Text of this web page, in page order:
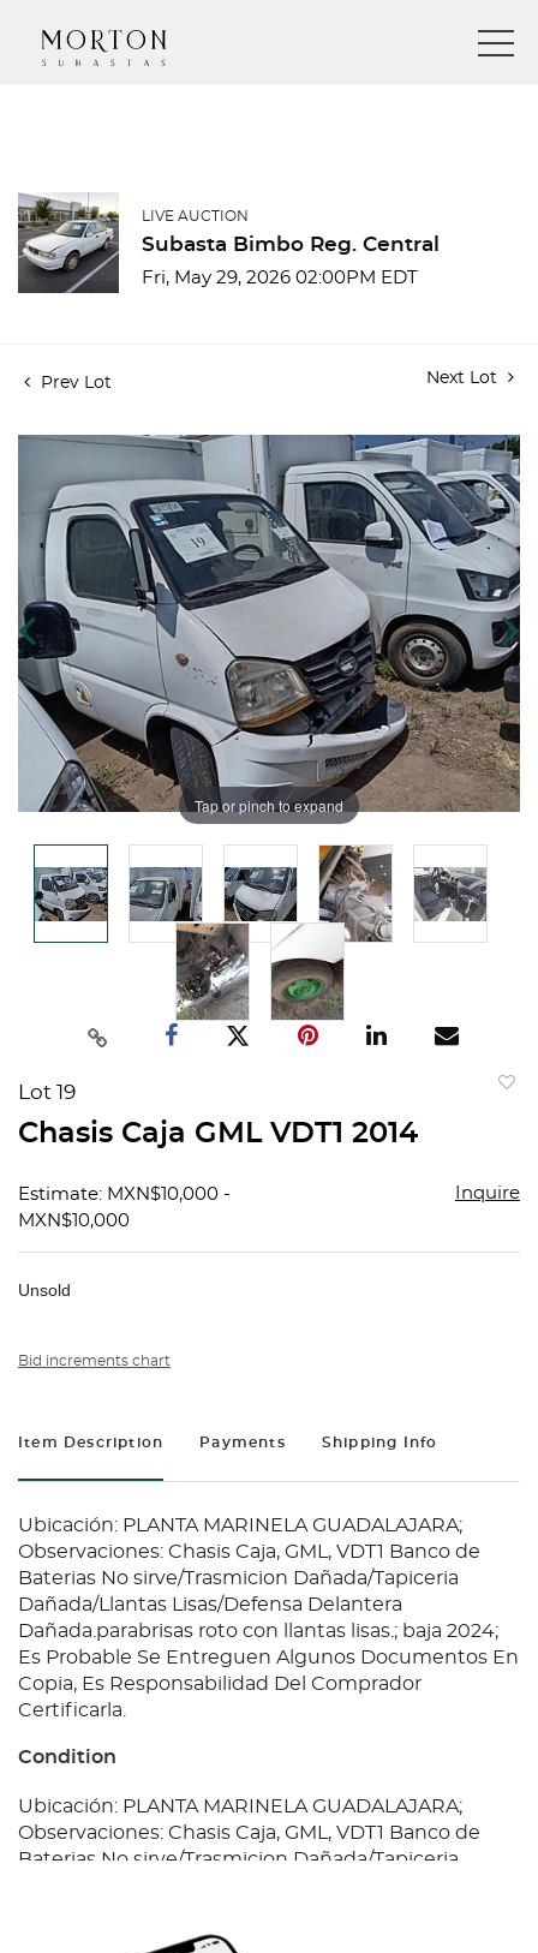
LIVE AUCTION
Subasta Bimbo Reg. Central
Fri, May 29, 2026 02:00PM EDT
Prev Lot Next Lot
Tap or pinch to expand
Lot 19
Chasis Caja GML VDT1 2014
Estimate: MXN$10,000 -
MXN$10,000
Inquire
Unsold
Bid increments chart
Item Description Payments Shipping Info
Ubicación: PLANTA MARINELA GUADALAJARA;
Observaciones: Chasis Caja, GML, VDT1 Banco de
Baterias No sirve/Trasmicion Dañada/Tapiceria
Dañada/Llantas Lisas/Defensa Delantera
Dañada.parabrisas roto con llantas lisas.; baja 2024;
Es Probable Se Entreguen Algunos Documentos En
Copia, Es Responsabilidad Del Comprador
Certificarla.
Condition
Ubicación: PLANTA MARINELA GUADALAJARA;
Observaciones: Chasis Caja, GML, VDT1 Banco de
Baterias No sirve/Trasmicion Dañada/Tapiceria
Es Probable Se Entreguen Algunos Documentos En